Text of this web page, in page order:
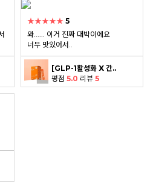
★★★★★ 5
와...... 이거 진짜 대박이에요
너무 맛있어서..
[GLP-1활성화 X 간..
평점 5.0 리뷰 5